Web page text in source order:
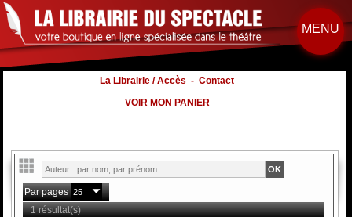
MENU
La Librairie / Accès -Contact
VOIR MON PANIER
Par pages
1 résultat(s)